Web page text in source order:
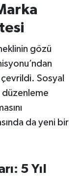
gözü
Sosyal
düzenleme
da yeni bir
5 Yıl